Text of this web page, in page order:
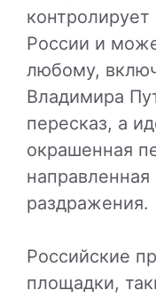
России и
любому,
Владимира
пересказ, а
окрашенная
направленная
раздражения.
Российские
площадки,